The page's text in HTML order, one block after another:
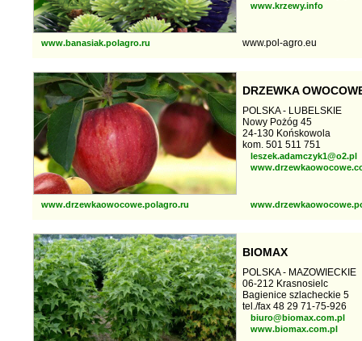
www.krzewy.info
www.banasiak.polagro.ru www.pol-agro.eu
DRZEWKA
POLSKA - LUBELSKIE
Nowy Pożóg 45
24-130 Końskowola
kom. 501 511 751
leszek.adamczyk1@o2.pl
www.drzewkaowocowe.polagro.ru
BIOMAX
POLSKA - MAZOWIECKIE
06-212 Krasnosielc
Bagienice szlacheckie 5
tel./fax 48 29 71-75-926
biuro@biomax.com.pl
www.biomax.com.pl